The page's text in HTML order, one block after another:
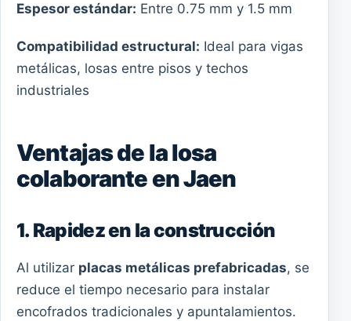
Espesor estándar: Entre 0.75 mm y 1.5 mm
Compatibilidad estructural: Ideal para vigas
metálicas, losas entre pisos y techos
industriales
Ventajas de la losa
colaborante en Jaen
1. Rapidez en la construcción
Al utilizar placas metálicas prefabricadas, se
reduce el tiempo necesario para instalar
encofrados tradicionales y apuntalamientos.